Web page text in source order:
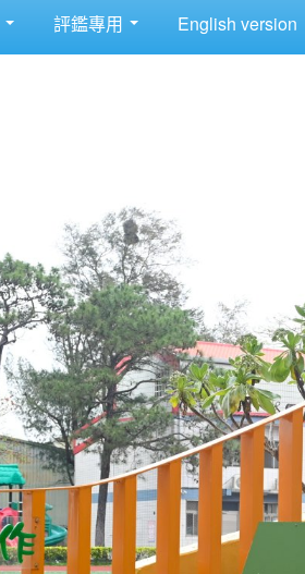
評鑑專用 English version